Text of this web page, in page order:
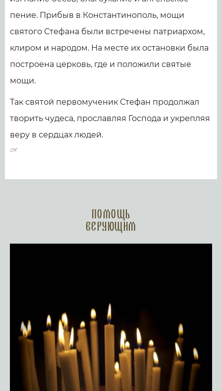
пение. Прибыв в Константинополь, мощи
святого Стефана были встречены патриархом,
клиром и народом. На месте их остановки была
построена церковь, где и положили святые
мощи.
Так святой первомученик Стефан продолжал
творить чудеса, прославляя Господа и укрепляя
веру в сердцах людей.
Помощь
верующим